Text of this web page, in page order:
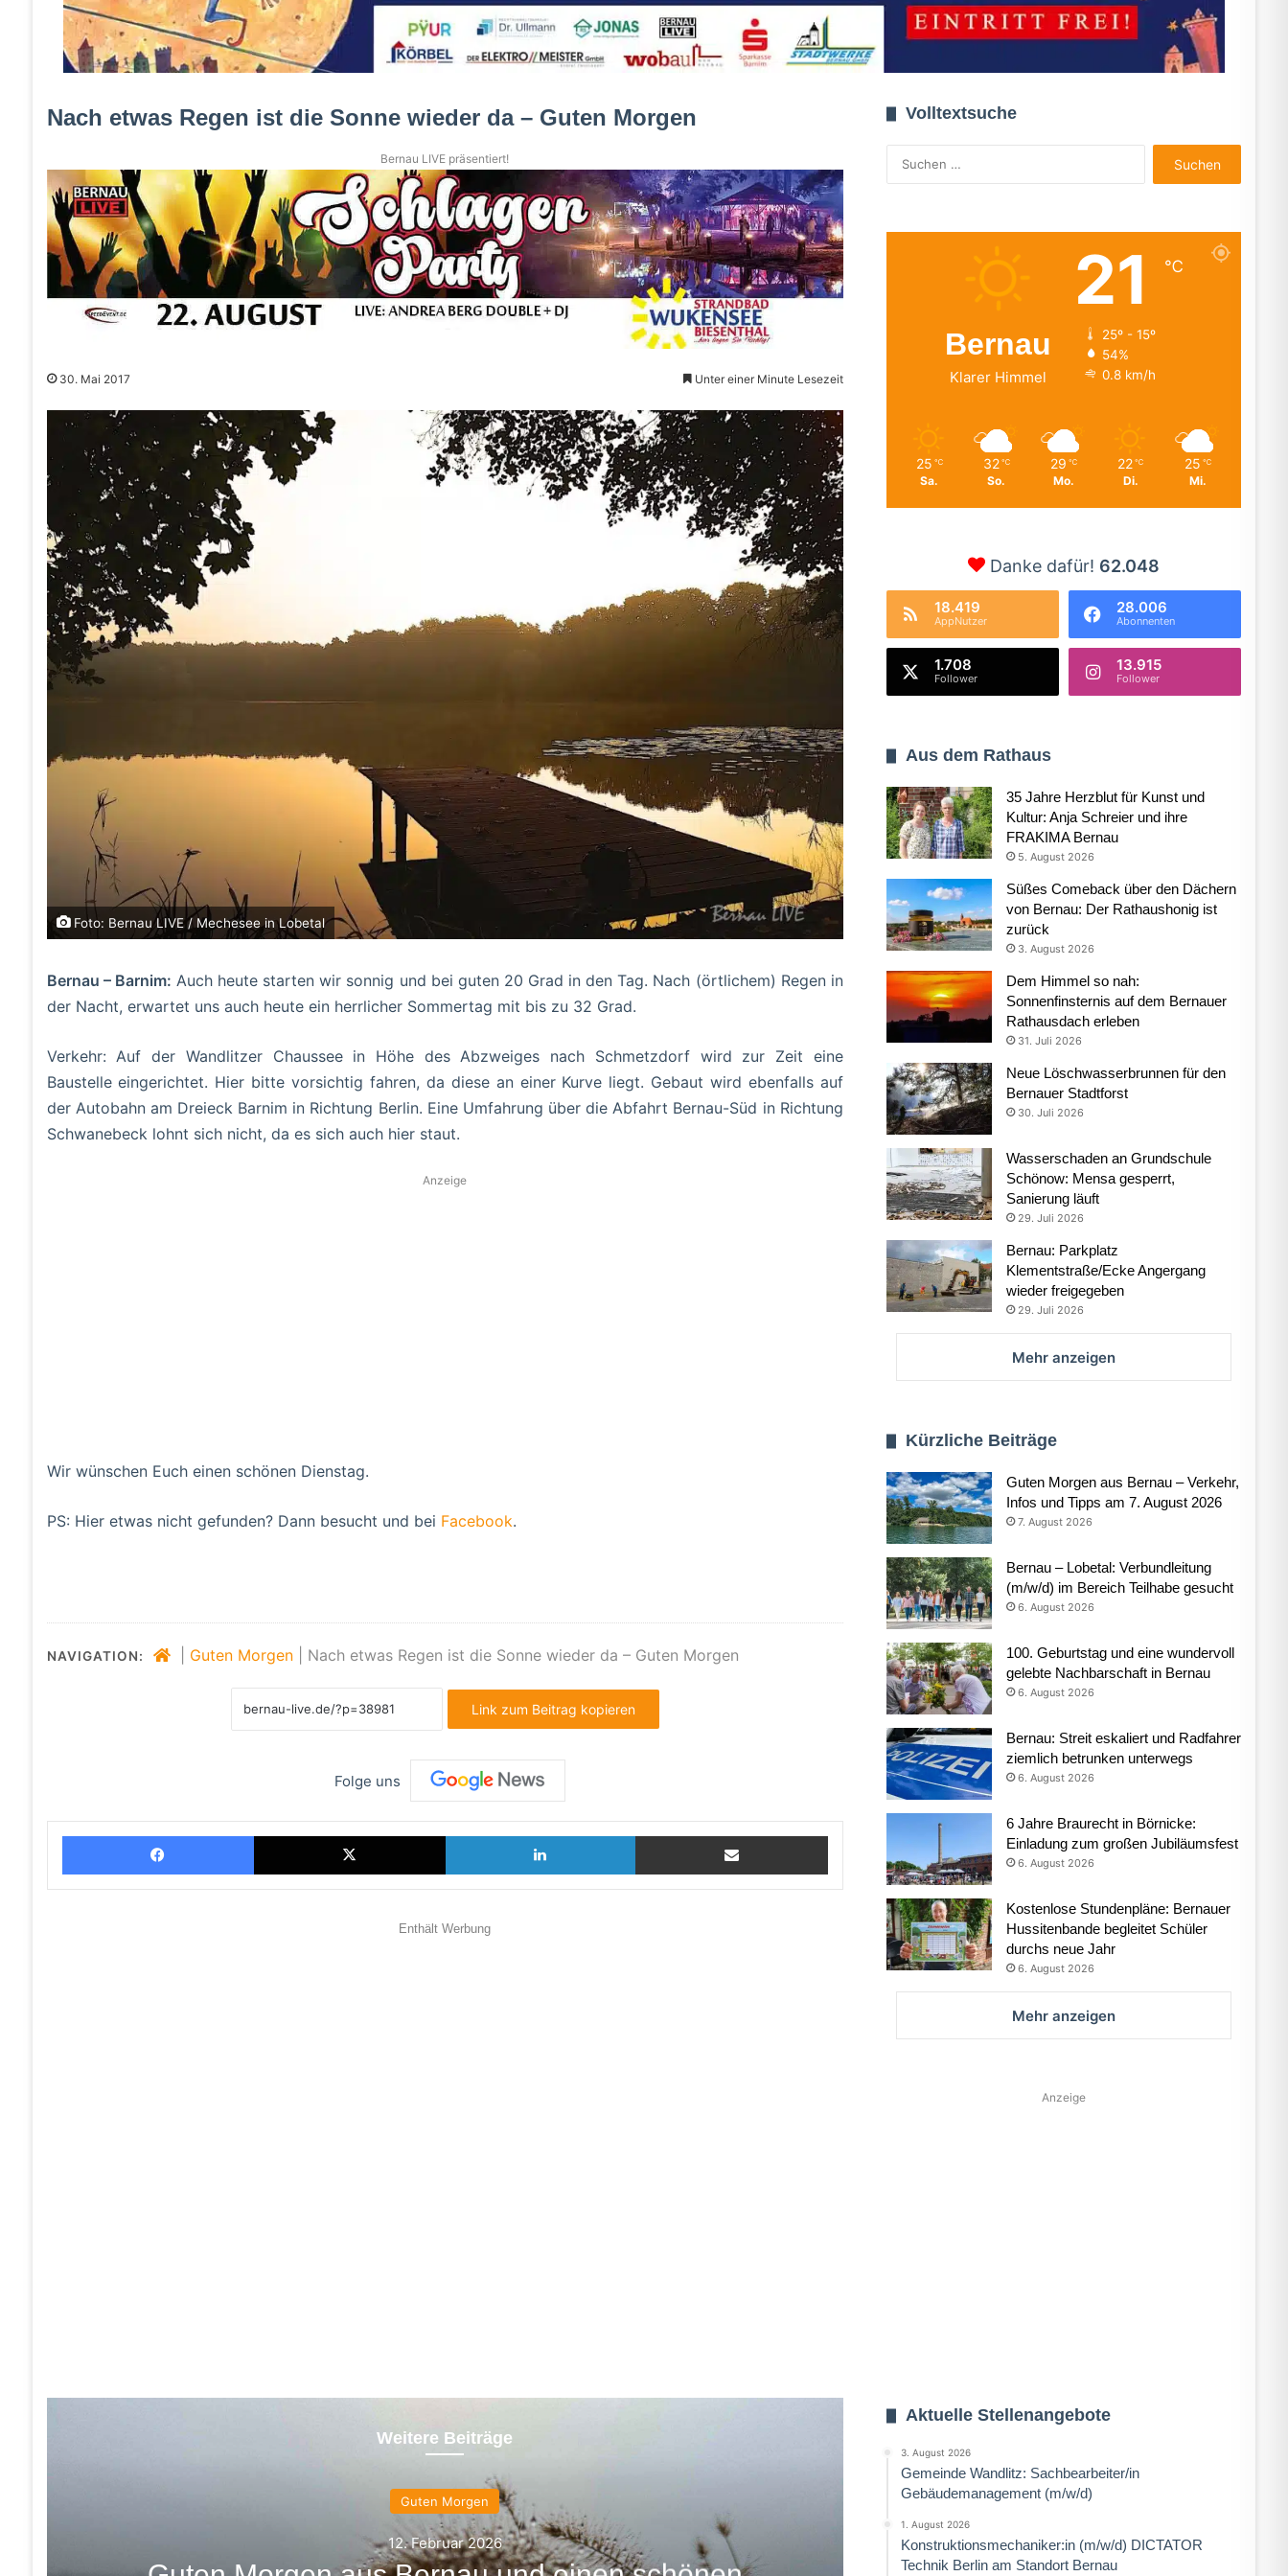
Nach etwas Regen ist die Sonne wieder da – Guten Morgen
Bernau LIVE präsentiert!
30. Mai 2017 Unter einer Minute Lesezeit
Foto: Bernau LIVE / Mechesee in Lobetal
Bernau – Barnim: Auch heute starten wir sonnig und bei guten 20 Grad in den Tag. Nach (örtlichem) Regen in
der Nacht, erwartet uns auch heute ein herrlicher Sommertag mit bis zu 32 Grad.
Verkehr: Auf der Wandlitzer Chaussee in Höhe des Abzweiges nach Schmetzdorf wird zur Zeit eine
Baustelle eingerichtet. Hier bitte vorsichtig fahren, da diese an einer Kurve liegt. Gebaut wird ebenfalls auf
der Autobahn am Dreieck Barnim in Richtung Berlin. Eine Umfahrung über die Abfahrt Bernau-Süd in Richtung
Schwanebeck lohnt sich nicht, da es sich auch hier staut.
Anzeige
Wir wünschen Euch einen schönen Dienstag.
PS: Hier etwas nicht gefunden? Dann besucht und bei Facebook.
NAVIGATION: Guten Morgen| Nach etwas Regen ist die Sonne wieder da – Guten Morgen
Link zum Beitrag kopieren
Folge uns
Facebook X LinkedIn Teilen via E-Mail
Enthält Werbung
Weitere Beiträge
Guten Morgen
12. Februar 2026
Volltextsuche
nach:
Bernau
Klarer Himmel
21 ℃
25º - 15º
54%
0.8 km/h
25 ℃
Sa.
32 ℃
So.
29 ℃
Mo.
22 ℃
Di.
25 ℃
Mi.
Danke dafür! 62.048
18.419
AppNutzer
28.006
Abonnenten
1.708
Follower
13.915
Follower
Aus dem Rathaus
35 Jahre Herzblut für Kunst und
Kultur: Anja Schreier und ihre
FRAKIMA Bernau
5. August 2026
Süßes Comeback über den Dächern
von Bernau: Der Rathaushonig ist
zurück
3. August 2026
Dem Himmel so nah:
Sonnenfinsternis auf dem Bernauer
Rathausdach erleben
31. Juli 2026
Neue Löschwasserbrunnen für den
Bernauer Stadtforst
30. Juli 2026
Wasserschaden an Grundschule
Schönow: Mensa gesperrt,
Sanierung läuft
29. Juli 2026
Bernau: Parkplatz
Klementstraße/Ecke Angergang
wieder freigegeben
29. Juli 2026
Mehr anzeigen
Kürzliche Beiträge
Guten Morgen aus Bernau – Verkehr,
Infos und Tipps am 7. August 2026
7. August 2026
Bernau – Lobetal: Verbundleitung
(m/w/d) im Bereich Teilhabe gesucht
6. August 2026
100. Geburtstag und eine wundervoll
gelebte Nachbarschaft in Bernau
6. August 2026
Bernau: Streit eskaliert und Radfahrer
ziemlich betrunken unterwegs
6. August 2026
6 Jahre Braurecht in Börnicke:
Einladung zum großen Jubiläumsfest
6. August 2026
Kostenlose Stundenpläne: Bernauer
Hussitenbande begleitet Schüler
durchs neue Jahr
6. August 2026
Mehr anzeigen
Anzeige
Aktuelle Stellenangebote
3. August 2026
Gemeinde Wandlitz: Sachbearbeiter/in
Gebäudemanagement (m/w/d)
1. August 2026
Konstruktionsmechaniker:in (m/w/d) DICTATOR
Technik Berlin am Standort Bernau